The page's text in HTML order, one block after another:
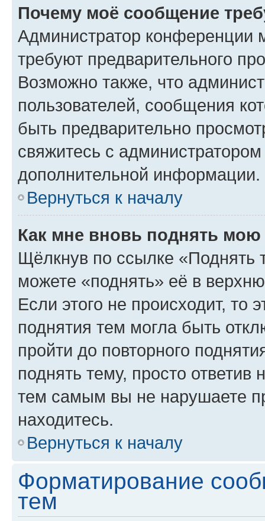
Почему моё сообщение
Администратор конференции
требуют предварительного
Возможно также, что
пользователей, сообщения
быть предварительно
свяжитесь с
дополнительной информации.
Вернуться к началу
Как мне вновь поднять мою
Щёлкнув по ссылке «Поднять
можете «поднять» её в
Если этого не происходит, то
поднятия тем могла быть
пройти до повторного
поднять тему, просто ответив
тем самым вы не нарушаете
находитесь.
Вернуться к началу
Форматирование
тем